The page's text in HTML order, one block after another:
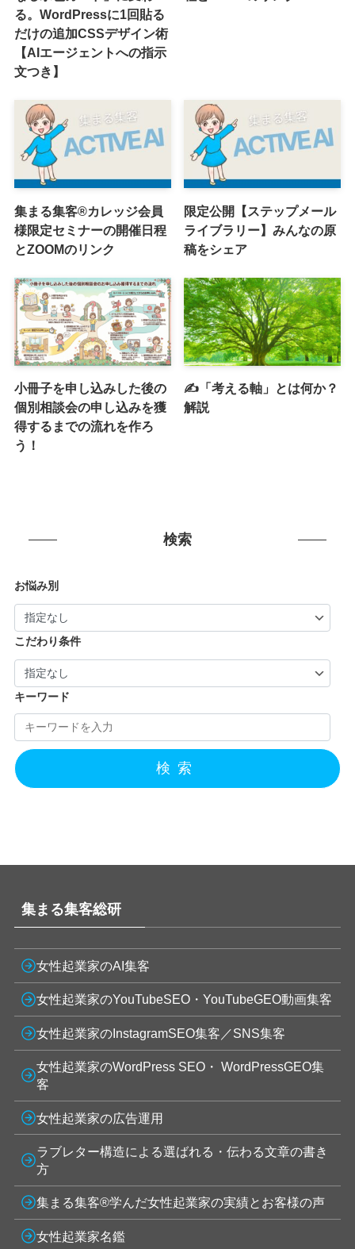
る。WordPressに1回貼る
だけの追加CSSデザイン術
【AIエージェントへの指示
文つき】
集まる集客®カレッジ会員
様限定セミナーの開催日程
とZOOMのリンク
限定公開【ステップメール
ライブラリー】みんなの原
稿をシェア
小冊子を申し込みした後の
個別相談会の申し込みを獲
得するまでの流れを作ろ
う！
✍️「考える軸」とは何か？
解説
検索
お悩み別
こだわり条件
キーワード
検索
集まる集客総研
女性起業家のAI集客
女性起業家のYouTubeSEO・YouTubeGEO動画集客
女性起業家のInstagramSEO集客／SNS集客
女性起業家のWordPress SEO・ WordPressGEO集
客
女性起業家の広告運用
ラブレター構造による選ばれる・伝わる文章の書き
方
集まる集客®学んだ女性起業家の実績とお客様の声
女性起業家名鑑